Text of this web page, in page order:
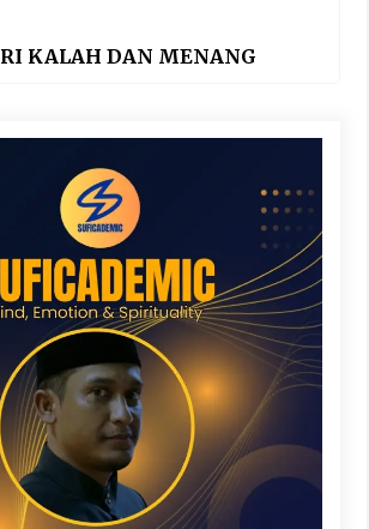
KALAH DAN MENANG